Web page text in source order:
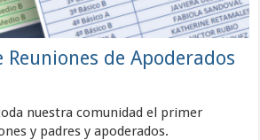
Reuniones de Apoderados
nuestra comunidad el primer
y padres y apoderados.